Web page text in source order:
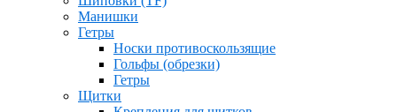
Манишки
Гетры
Носки противоскользящие
Гольфы (обрезки)
Гетры
Щитки